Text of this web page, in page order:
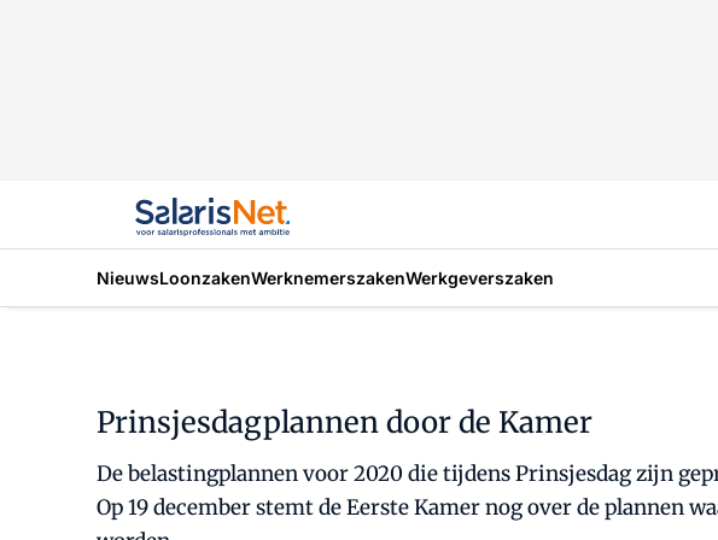
NieuwsLoonzakenWerknemerszakenWerkgeverszaken
Prinsjesdagplannen door de Kamer
De belastingplannen voor 2020 die tijdens Prinsjesdag zijn
Op 19 december stemt de Eerste Kamer nog over de plannen